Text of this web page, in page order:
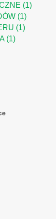
(1)
(1)
(1)
(1)